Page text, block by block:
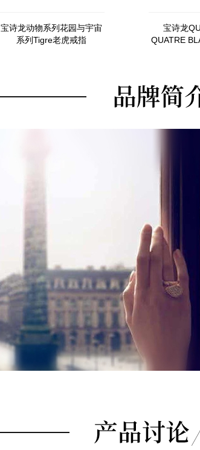
宝诗龙动物系列花园与宇宙
系列Tigre老虎戒指
宝诗龙
QUATRE